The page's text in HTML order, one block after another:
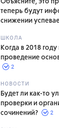
Объясните, это
теперь будут
снижении
ШКОЛА
Когда в 2018
проведение
2
НОВОСТИ
Будет ли как-то
проверки и
сочинений?
2